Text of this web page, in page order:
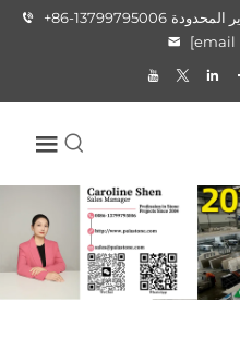
المحدودة +86-13799795006
[email